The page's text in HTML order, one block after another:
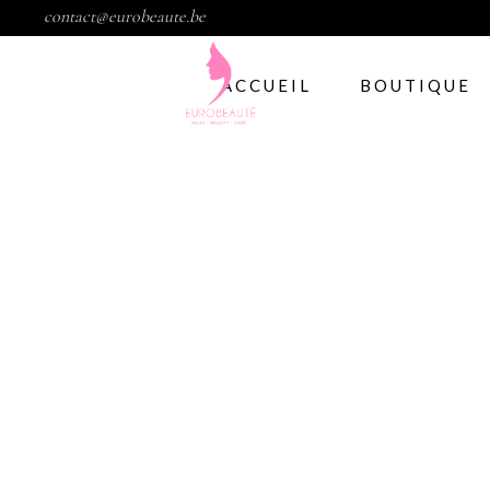
contact@eurobeaute.be
ACCUEIL BOUTIQUE